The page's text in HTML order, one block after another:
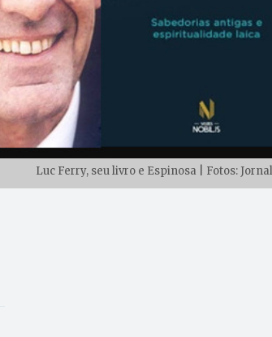
Luc Ferry, seu livro e Espinosa | Fotos: